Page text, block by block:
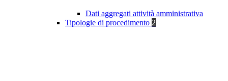
Dati aggregati attività amministrativa
Tipologie di procedimento 2